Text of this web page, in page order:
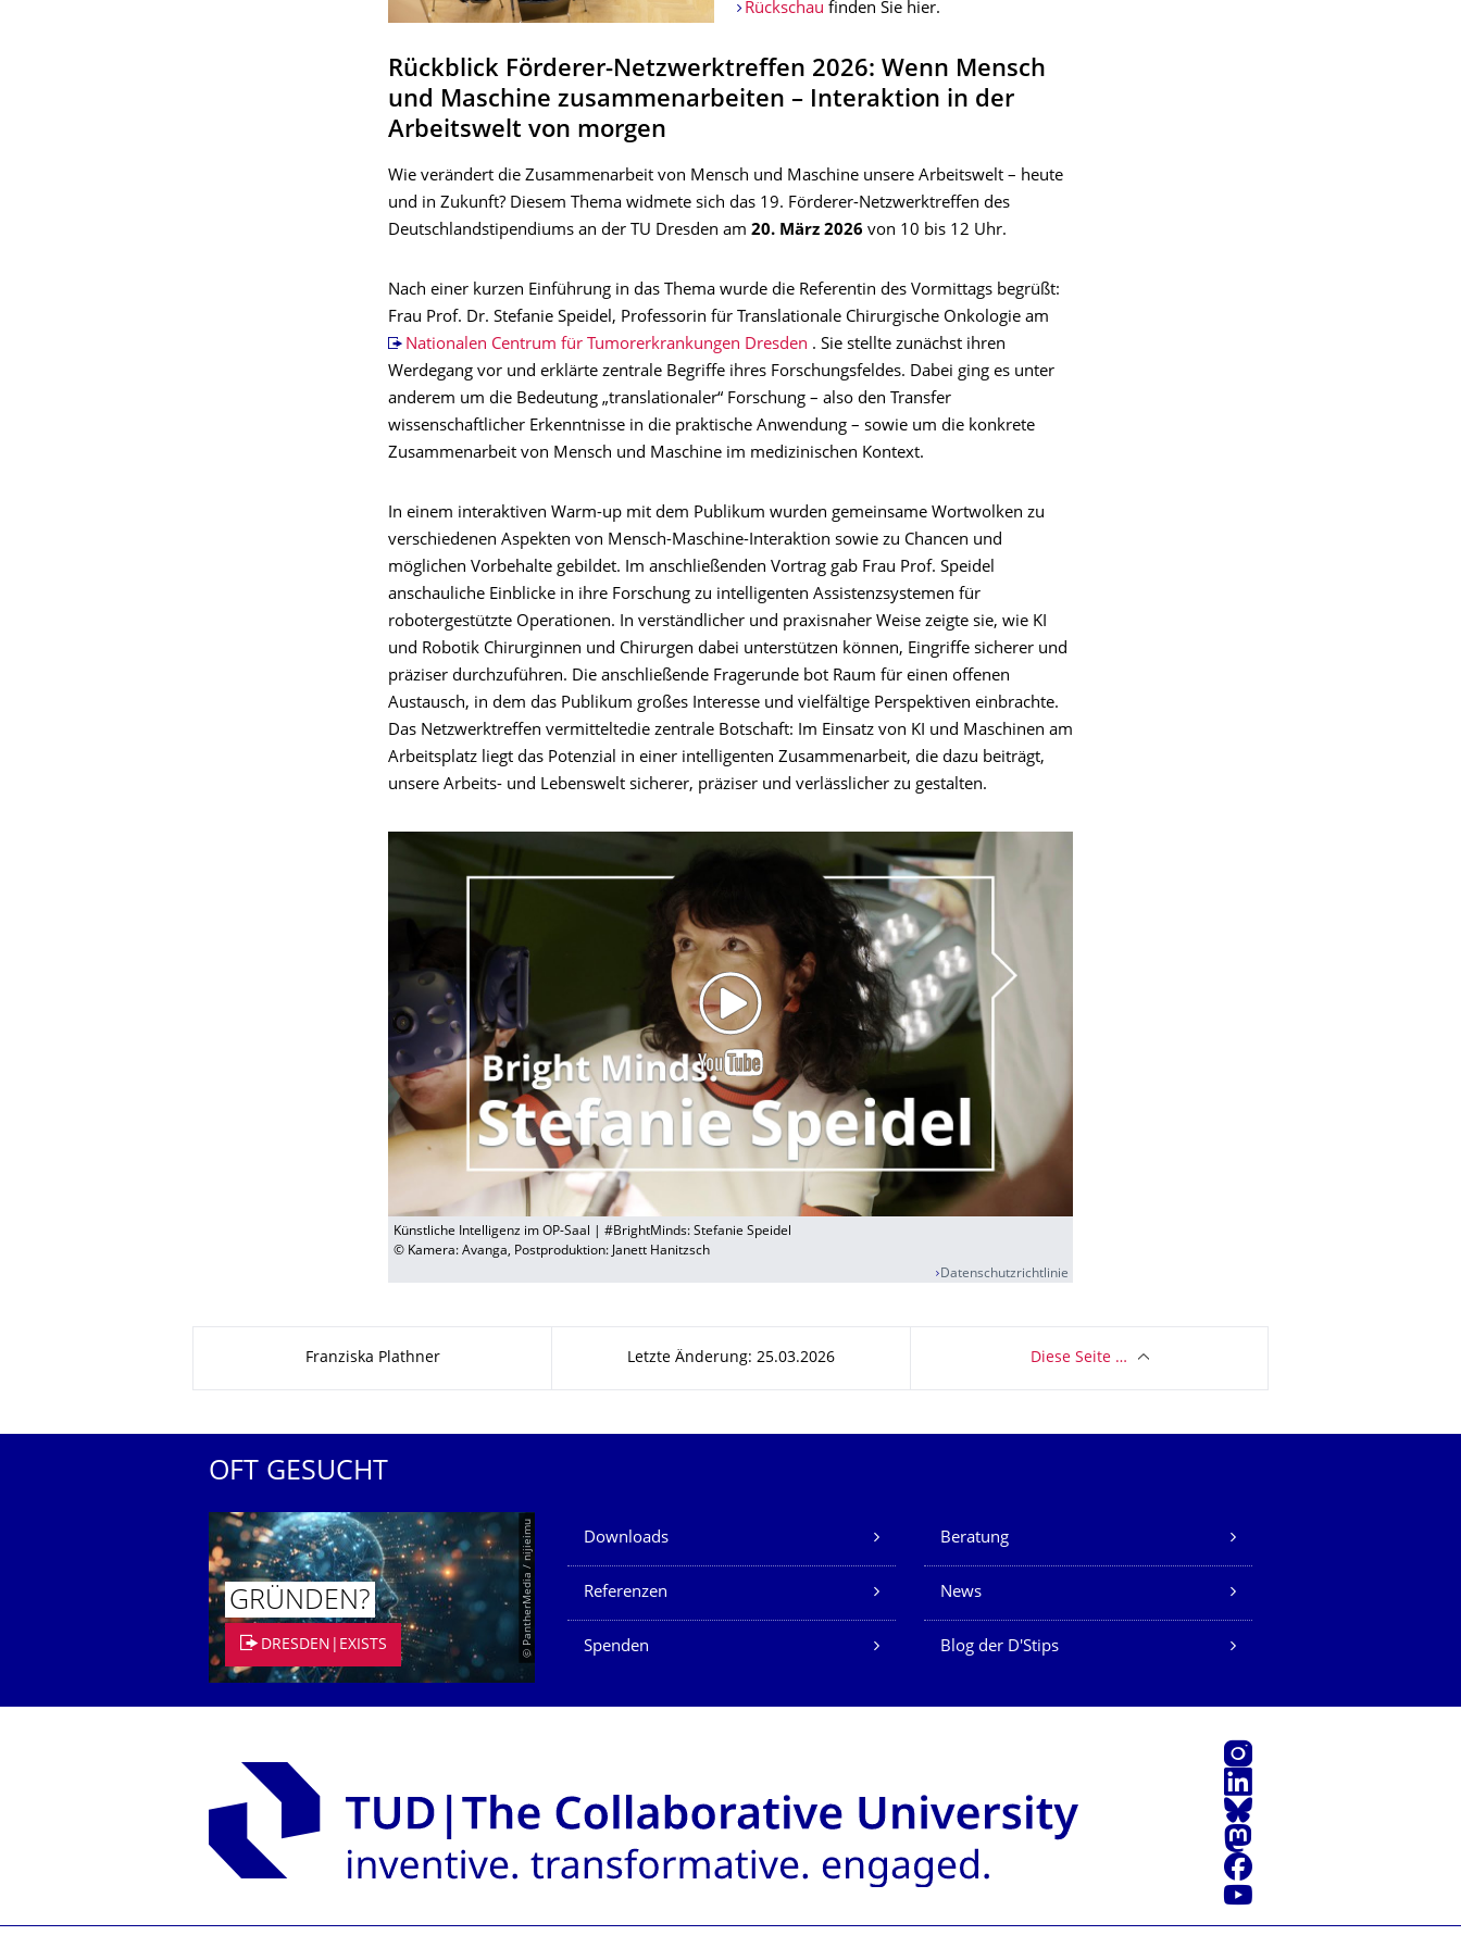
Rückschau finden Sie hier.
Rückblick Förderer-Netzwerktreffen 2026: Wenn Mensch
und Maschine zusammenarbeiten – Interaktion in der
Arbeitswelt von morgen
Wie verändert die Zusammenarbeit von Mensch und Maschine unsere Arbeitswelt – heute
und in Zukunft? Diesem Thema widmete sich das 19. Förderer-Netzwerktreffen des
Deutschlandstipendiums an der TU Dresden am 20. März 2026 von 10 bis 12 Uhr.
Nach einer kurzen Einführung in das Thema wurde die Referentin des Vormittags begrüßt:
Frau Prof. Dr. Stefanie Speidel, Professorin für Translationale Chirurgische Onkologie am
Nationalen Centrum für Tumorerkrankungen Dresden . Sie stellte zunächst ihren
Werdegang vor und erklärte zentrale Begriffe ihres Forschungsfeldes. Dabei ging es unter
anderem um die Bedeutung „translationaler“ Forschung – also den Transfer
wissenschaftlicher Erkenntnisse in die praktische Anwendung – sowie um die konkrete
Zusammenarbeit von Mensch und Maschine im medizinischen Kontext.
In einem interaktiven Warm-up mit dem Publikum wurden gemeinsame Wortwolken zu
verschiedenen Aspekten von Mensch-Maschine-Interaktion sowie zu Chancen und
möglichen Vorbehalte gebildet. Im anschließenden Vortrag gab Frau Prof. Speidel
anschauliche Einblicke in ihre Forschung zu intelligenten Assistenzsystemen für
robotergestützte Operationen. In verständlicher und praxisnaher Weise zeigte sie, wie KI
und Robotik Chirurginnen und Chirurgen dabei unterstützen können, Eingriffe sicherer und
präziser durchzuführen. Die anschließende Fragerunde bot Raum für einen offenen
Austausch, in dem das Publikum großes Interesse und vielfältige Perspektiven einbrachte.
Das Netzwerktreffen vermitteltedie zentrale Botschaft: Im Einsatz von KI und Maschinen am
Arbeitsplatz liegt das Potenzial in einer intelligenten Zusammenarbeit, die dazu beiträgt,
unsere Arbeits- und Lebenswelt sicherer, präziser und verlässlicher zu gestalten.
Künstliche Intelligenz im OP-Saal | #BrightMinds: Stefanie Speidel
© Kamera: Avanga, Postproduktion: Janett Hanitzsch
Datenschutzrichtlinie
Franziska Plathner Letzte Änderung: 25.03.2026 Diese Seite …
OFT GESUCHT
© PantherMedia / nijieimu
GRÜNDEN?
DRESDEN|EXISTS
Unsere Dienste
Downloads Beratung
Referenzen News
Spenden Blog der D'Stips
Instagram
LinkedIn
Bluesky
Mastodon
Facebook
Youtube